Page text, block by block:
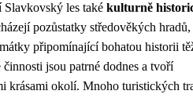
les také kulturně
pozůstatky středověkých hradů,
připomínající bohatou historii
jsou patrné dodnes a tvoří
krásami okolí. Mnoho turistických